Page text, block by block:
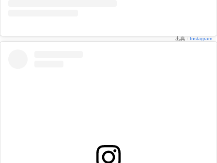
出典： Instagram